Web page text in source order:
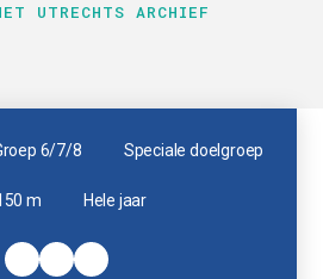
UTRECHTS ARCHIEF
6/7/8 Speciale doelgroep
m Hele jaar